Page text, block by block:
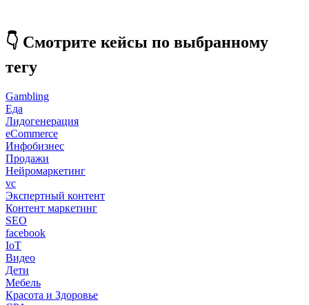
👇 Смотрите кейсы по выбранному
тегу
Gambling
Еда
Лидогенерация
eCommerce
Инфобизнес
Продажи
Нейромаркетинг
vc
Экспертный контент
Контент маркетинг
SEO
facebook
IoT
Видео
Дети
Мебель
Красота и Здоровье